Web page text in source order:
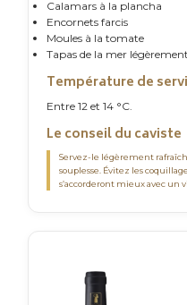
Calamars à la plancha
Encornets farcis
Moules à la tomate
Tapas de la mer
Température de
Entre 12 et 14 °C.
Le conseil du caviste
Servez-le légèrement
souplesse. Évitez les
s’accorderont mieux avec un